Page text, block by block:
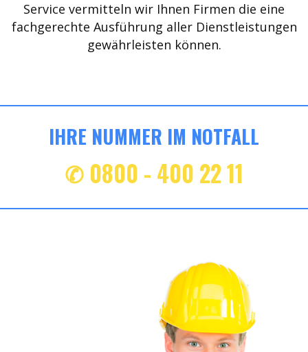
Service vermitteln wir Ihnen Firmen die eine
fachgerechte Ausführung aller Dienstleistungen
gewährleisten können.
IHRE NUMMER IM NOTFALL
✆ 0800 - 400 22 11